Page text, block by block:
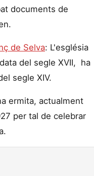
documents de
de Selva: L'església
del segle XVII, ha
segle XIV.
ermita, actualment
per tal de celebrar